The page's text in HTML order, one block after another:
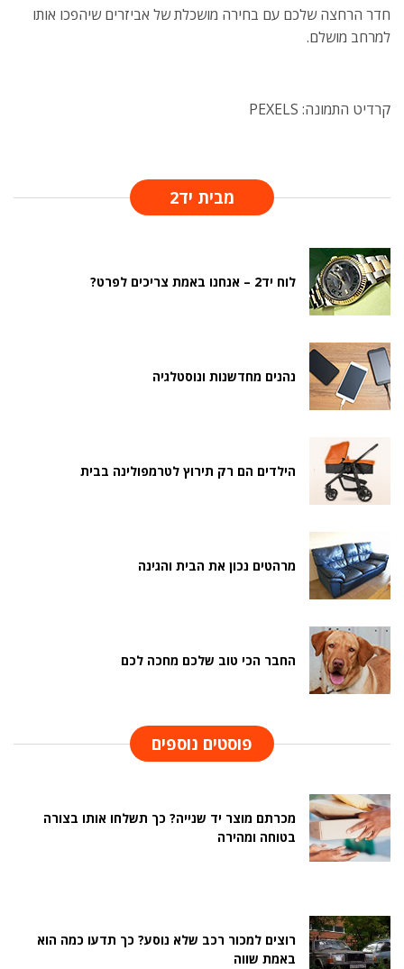
חדר הרחצה שלכם עם בחירה מושכלת של אביזרים שיהפכו אותו
למרחב מושלם.
קרדיט התמונה: PEXELS
מבית יד2
לוח יד2 – אנחנו באמת צריכים לפרט?
נהנים מחדשנות ונוסטלגיה
הילדים הם רק תירוץ לטרמפולינה בבית
מרהטים נכון את הבית והגינה
החבר הכי טוב שלכם מחכה לכם
פוסטים נוספים
מכרתם מוצר יד שנייה? כך תשלחו אותו בצורה
בטוחה ומהירה
רוצים למכור רכב שלא נוסע? כך תדעו כמה הוא
באמת שווה